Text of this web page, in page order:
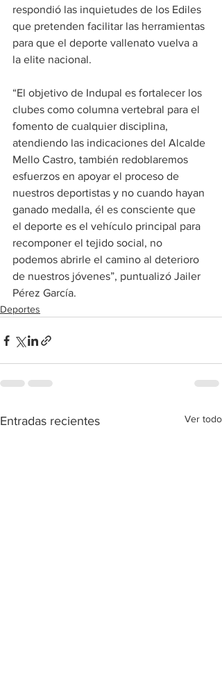
respondió las inquietudes de los Ediles
que pretenden facilitar las herramientas
para que el deporte vallenato vuelva a
la elite nacional.
“El objetivo de Indupal es fortalecer los
clubes como columna vertebral para el
fomento de cualquier disciplina,
atendiendo las indicaciones del Alcalde
Mello Castro, también redoblaremos
esfuerzos en apoyar el proceso de
nuestros deportistas y no cuando hayan
ganado medalla, él es consciente que
el deporte es el vehículo principal para
recomponer el tejido social, no
podemos abrirle el camino al deterioro
de nuestros jóvenes”, puntualizó Jailer
Pérez García.
Deportes
Entradas recientes Ver todo